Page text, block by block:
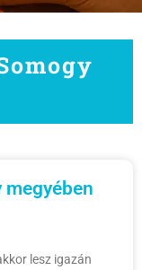
lesz igazán